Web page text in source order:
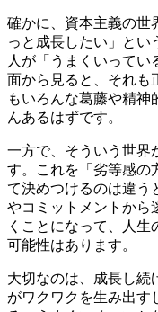
確かに、資本主義の世
っと成長したい」とい
人が「うまくいってい
面から見ると、それも
もいろんな葛藤や精神
んあるはずです。
一方で、そういう世界
す。これを「劣等感の
て決めつけるのは違う
やコミットメントから
くことになって、人生
可能性はあります。
大切なのは、成長し続
がワクワクを生み出す